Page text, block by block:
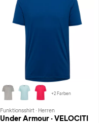
+2 Farben
Funktionsshirt · Herren
Under Armour · VELOCITI